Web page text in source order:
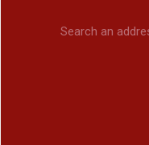
Search an